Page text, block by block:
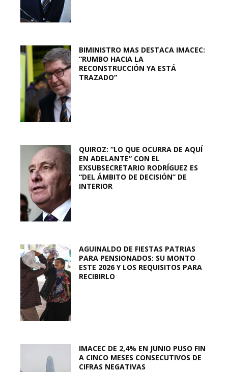
BIMINISTRO MAS DESTACA IMACEC:
“RUMBO HACIA LA
RECONSTRUCCIÓN YA ESTÁ
TRAZADO”
QUIROZ: “LO QUE OCURRA DE AQUÍ
EN ADELANTE” CON EL
EXSUBSECRETARIO RODRÍGUEZ ES
“DEL ÁMBITO DE DECISIÓN” DE
INTERIOR
AGUINALDO DE FIESTAS PATRIAS
PARA PENSIONADOS: SU MONTO
ESTE 2026 Y LOS REQUISITOS PARA
RECIBIRLO
IMACEC DE 2,4% EN JUNIO PUSO FIN
A CINCO MESES CONSECUTIVOS DE
CIFRAS NEGATIVAS